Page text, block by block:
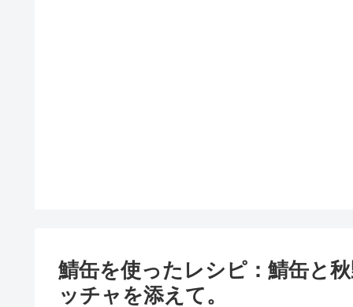
鯖缶を使ったレシピ：鯖缶と
ッチャを添えて。